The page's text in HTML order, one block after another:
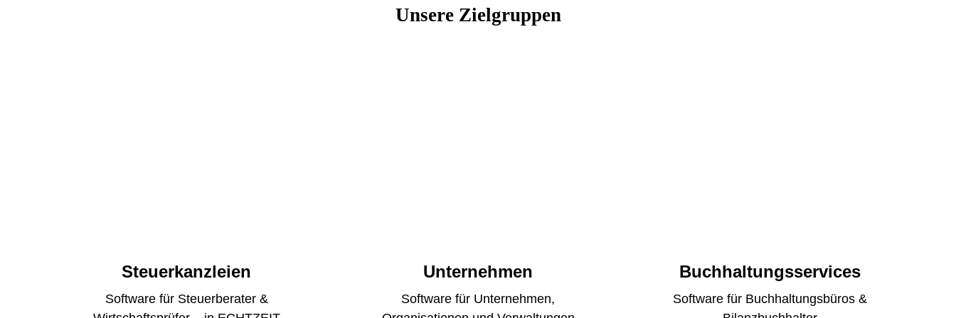
Updates
Zertifikate nötig
Unsere Zielgruppen
Steuerkanzleien
Software für Steuerberater &
Unternehmen
Software für Unternehmen,
Buchhaltungsservices
Software für Buchhaltungsbüros &